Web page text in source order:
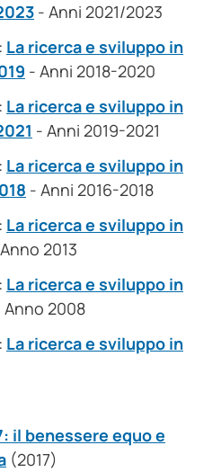
- Anni 2021/2023
La ricerca e sviluppo in
- Anni 2018-2020
La ricerca e sviluppo in
- Anni 2019-2021
La ricerca e sviluppo in
- Anni 2016-2018
La ricerca e sviluppo in
2013
La ricerca e sviluppo in
Anno 2008
La ricerca e sviluppo in
il benessere equo e
(2017)